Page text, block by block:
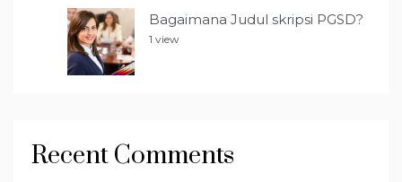
Bagaimana Judul skripsi PGSD?
1 view
Recent Comments